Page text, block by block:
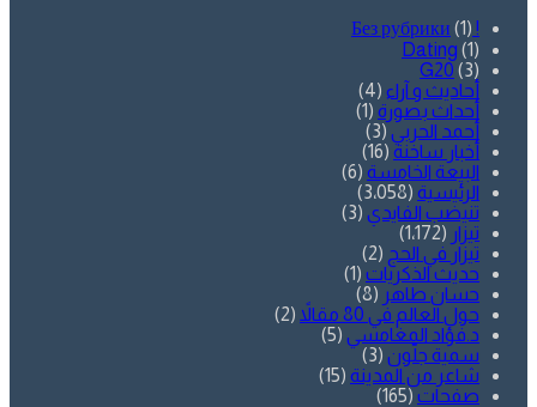
! Без рубрики
(1)
Dating (1)
G20 (3)
أحاديث و آراء (4)
أحداث بصورة (1)
أحمد الحربي (3)
أخبار ساخنة (16)
البيعة الخامسة (6)
الرئيسية (3٬058)
تنيضب الفايدي (3)
تيزار (1٬172)
تيزار في الحج (2)
حديث الذكريات (1)
حسان طاهر (8)
حول العالم في 80 مقالاً
(2)
د.فؤاد المغامسي (5)
سمية جلّون (3)
شاعر من المدينة (15)
صفحات (165)